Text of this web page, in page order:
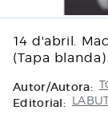
14 d'abril.
(Tapa blanda)
Autor/Autora:
Editorial: